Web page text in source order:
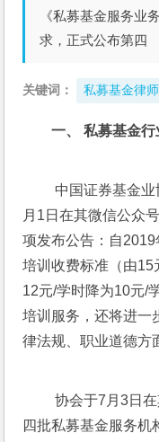
《私募基金服务业
求，正式公布第四
关键词： 私募基金律
一、 私募基金
中国证券基金
月1日在其微信公众
项发布公告：自
培训收费标准（由15
12元/学时降为10元/
培训服务，还将进一
律法规、职业道德方
协会于7月3日在其微信公众号上发布《关于公布第
四批私募基金服务机